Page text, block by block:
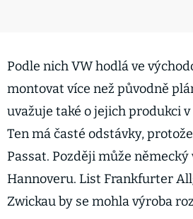
Podle nich VW hodlá ve
montovat více než původně
uvažuje také o jejich produkci
Ten má časté odstávky,
Passat. Později může
Hannoveru. List Frankfurter
Zwickau by se mohla výroba